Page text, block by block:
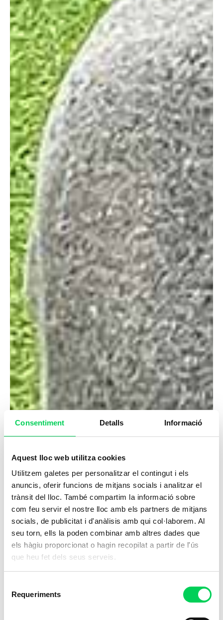
Consentiment Detalls Informació
Aquest lloc web utilitza cookies
Utilitzem galetes per personalitzar el contingut i els
anuncis, oferir funcions de mitjans socials i analitzar el
trànsit del lloc. També compartim la informació sobre
com feu servir el nostre lloc amb els partners de mitjans
socials, de publicitat i d'anàlisis amb qui col·laborem. Al
seu torn, ells la poden combinar amb altres dades que
els hàgiu proporcionat o hagin recopilat a partir de l'ús
que heu fet dels seus serveis.
Requeriments